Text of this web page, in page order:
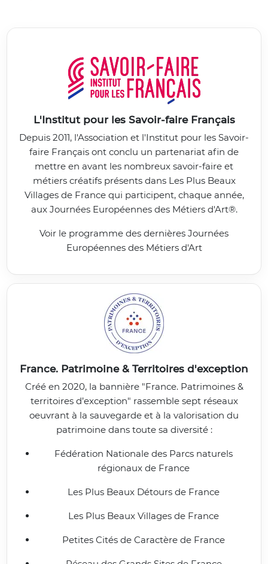
L'Institut pour les Savoir-faire Français
Depuis 2011, l'Association et l'Institut pour les Savoir-
faire Français ont conclu un partenariat afin de
mettre en avant les nombreux savoir-faire et
métiers créatifs présents dans Les Plus Beaux
Villages de France qui participent, chaque année,
aux Journées Européennes des Métiers d'Art®.
Voir le programme des dernières Journées
Européennes des Métiers d'Art
France. Patrimoine & Territoires d'exception
Créé en 2020, la bannière "France. Patrimoines &
territoires d’exception" rassemble sept réseaux
oeuvrant à la sauvegarde et à la valorisation du
patrimoine dans toute sa diversité :
Fédération Nationale des Parcs naturels
régionaux de France
Les Plus Beaux Détours de France
Les Plus Beaux Villages de France
Petites Cités de Caractère de France